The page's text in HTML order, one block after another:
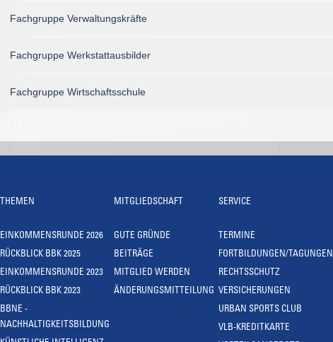
Fachgruppe Verwaltungskräfte
Fachgruppe Werkstattausbilder
Fachgruppe Wirtschaftsschule
THEMEN
EINKOMMENSRUNDE 2026
RÜCKBLICK BBK 2025
EINKOMMENSRUNDE 2023
RÜCKBLICK BBK 2023
BBNE -
NACHHALTIGKEITSBILDUNG
MITGLIEDSCHAFT
GUTE GRÜNDE
BEITRÄGE
MITGLIED WERDEN
ÄNDERUNGSMITTEILUNG
SERVICE
TERMINE
FORTBILDUNGEN/TAGUNGEN
RECHTSSCHUTZ
VERSICHERUNGEN
URBAN SPORTS CLUB
VLB-KREDITKARTE